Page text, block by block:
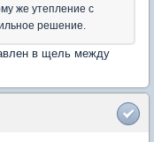
же утепление с
решение.
в щель между